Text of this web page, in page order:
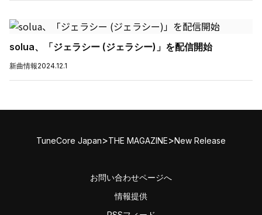
solua、「ジェラシー (ジェラシー)」を配信開始
新曲情報2024.12.1
TuneCore Japan>THE MAGAZINE>New Release
お問い合わせページへ
情報提供